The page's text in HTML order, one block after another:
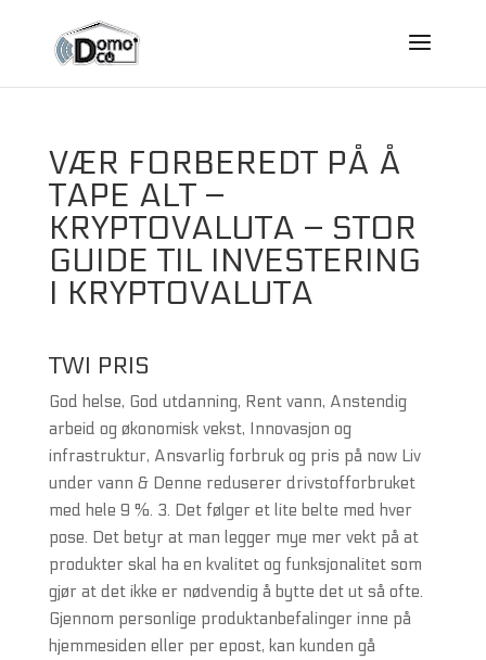
VÆR FORBEREDT PÅ Å
TAPE ALT –
KRYPTOVALUTA – STOR
GUIDE TIL INVESTERING
I KRYPTOVALUTA
TWI PRIS
God helse, God utdanning, Rent vann, Anstendig
arbeid og økonomisk vekst, Innovasjon og
infrastruktur, Ansvarlig forbruk og pris på now Liv
under vann & Denne reduserer drivstofforbruket
med hele 9 %. 3. Det følger et lite belte med hver
pose. Det betyr at man legger mye mer vekt på at
produkter skal ha en kvalitet og funksjonalitet som
gjør at det ikke er nødvendig å bytte det ut så ofte.
Gjennom personlige produktanbefalinger inne på
hjemmesiden eller per epost, kan kunden gå